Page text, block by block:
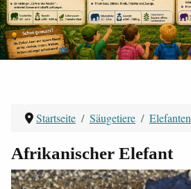
Startseite Säugetiere Elefanten
Afrikanischer Elefant